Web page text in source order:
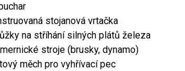
stojanová vrtačka
na stříhání silných plátů železa
stroje (brusky, dynamo)
měch pro vyhřívací pec